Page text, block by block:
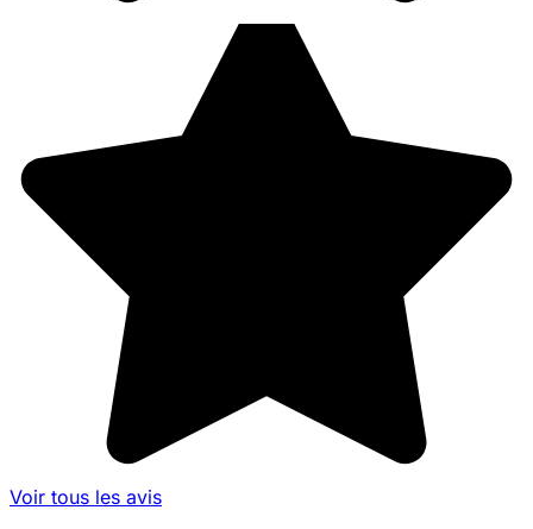
Voir tous les avis